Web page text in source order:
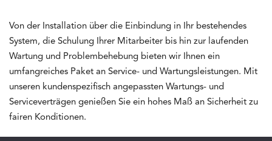
Von der Installation über die Einbindung in Ihr bestehendes
System, die Schulung Ihrer Mitarbeiter bis hin zur laufenden
Wartung und Problembehebung bieten wir Ihnen ein
umfangreiches Paket an Service- und Wartungsleistungen. Mit
unseren kundenspezifisch angepassten Wartungs- und
Serviceverträgen genießen Sie ein hohes Maß an Sicherheit zu
fairen Konditionen.